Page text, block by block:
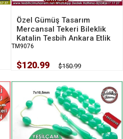
Özel Gümüş Tasarım
Mercansal Tekeri Bileklik
Katalin Tesbih Ankara Etlik
TM9076
$120.99 $150.99